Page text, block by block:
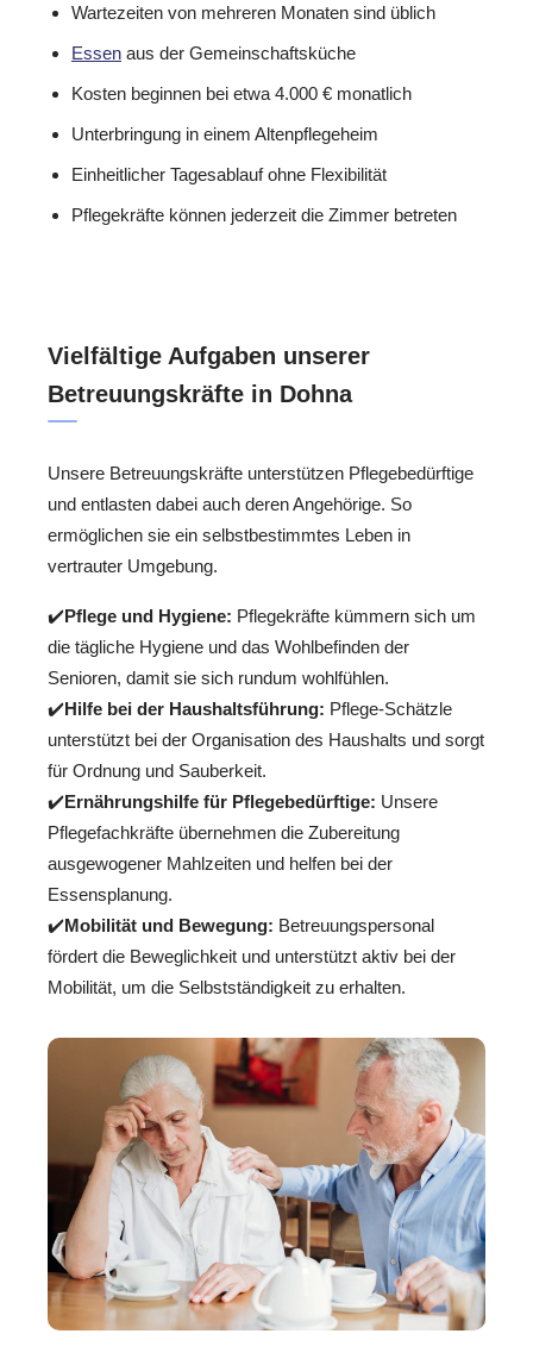
Wartezeiten von mehreren Monaten sind üblich
Essen aus der Gemeinschaftsküche
Kosten beginnen bei etwa 4.000 € monatlich
Unterbringung in einem Altenpflegeheim
Einheitlicher Tagesablauf ohne Flexibilität
Pflegekräfte können jederzeit die Zimmer betreten
Vielfältige Aufgaben unserer
Betreuungskräfte in Dohna
Unsere Betreuungskräfte unterstützen Pflegebedürftige
und entlasten dabei auch deren Angehörige. So
ermöglichen sie ein selbstbestimmtes Leben in
vertrauter Umgebung.
✔️Pflege und Hygiene: Pflegekräfte kümmern sich um
die tägliche Hygiene und das Wohlbefinden der
Senioren, damit sie sich rundum wohlfühlen.
✔️Hilfe bei der Haushaltsführung: Pflege-Schätzle
unterstützt bei der Organisation des Haushalts und sorgt
für Ordnung und Sauberkeit.
✔️Ernährungshilfe für Pflegebedürftige: Unsere
Pflegefachkräfte übernehmen die Zubereitung
ausgewogener Mahlzeiten und helfen bei der
Essensplanung.
✔️Mobilität und Bewegung: Betreuungspersonal
fördert die Beweglichkeit und unterstützt aktiv bei der
Mobilität, um die Selbstständigkeit zu erhalten.